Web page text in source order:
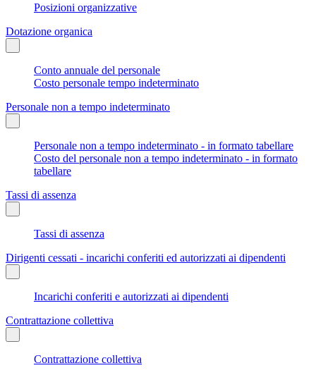
Posizioni organizzative
Dotazione organica
Conto annuale del personale
Costo personale tempo indeterminato
Personale non a tempo indeterminato
Personale non a tempo indeterminato - in formato tabellare
Costo del personale non a tempo indeterminato - in formato
tabellare
Tassi di assenza
Tassi di assenza
Dirigenti cessati - incarichi conferiti ed autorizzati ai dipendenti
Incarichi conferiti e autorizzati ai dipendenti
Contrattazione collettiva
Contrattazione collettiva